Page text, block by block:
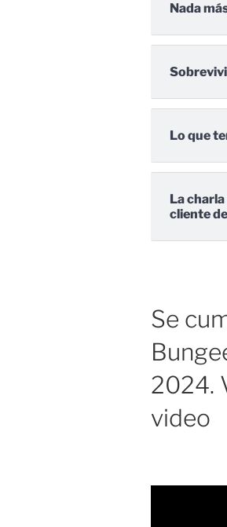
Nada
Lo que
La
cliente
Se
2024.
video